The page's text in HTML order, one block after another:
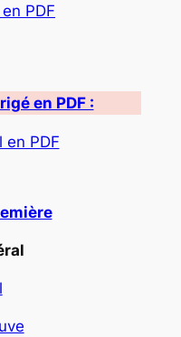
PDF
en PDF :
en PDF